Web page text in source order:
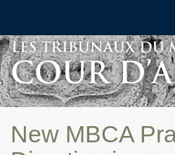
New MBCA